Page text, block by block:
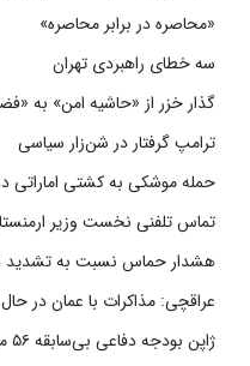
«محاصره در برابر محاصره»
سه خطای راهبردی تهران
گذار خزر از «حاشیه امن» به
ترامپ گرفتار در شن‌زار سیاسی
حمله موشکی به کشتی اماراتی
تماس تلفنی نخست وزیر
هشدار حماس نسبت به تشدید
عراقچی: مذاکرات با عمان در
ژاپن بودجه دفاعی بی‌سابقه ۵۶ میلیارد دلاری را در نظر دارد